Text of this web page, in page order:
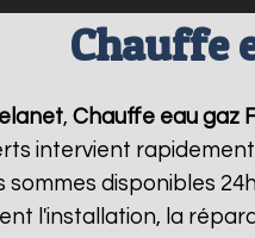
Chauffe
, Chauffe eau gaz
intervient
sommes disponibles
l'installation, la